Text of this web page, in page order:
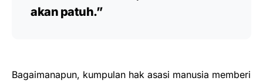
akan patuh.”
Bagaimanapun, kumpulan hak asasi manusia memberi